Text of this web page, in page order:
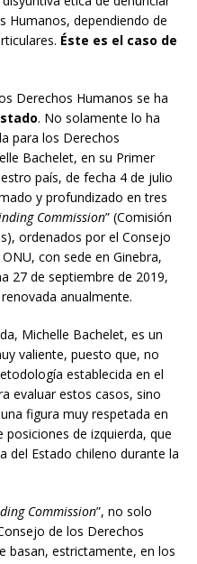
Humanos, dependiendo de
Éste es el caso de
Derechos Humanos se ha
. No solamente lo ha
para los Derechos
Bachelet, en su Primer
país, de fecha 4 de julio
y profundizado en tres
Commission” (Comisión
ordenados por el Consejo
con sede en Ginebra,
27 de septiembre de 2019,
anualmente.
Michelle Bachelet, es un
valiente, puesto que, no
establecida en el
evaluar estos casos, sino
figura muy respetada en
de izquierda, que
del Estado chileno durante la
Commission”, no solo
de los Derechos
basan, estrictamente, en los